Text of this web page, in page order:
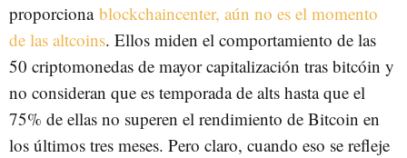
proporciona blockchaincenter, aún no es el momento
de las altcoins. Ellos miden el comportamiento de las
50 criptomonedas de mayor capitalización tras bitcóin y
no consideran que es temporada de alts hasta que el
75% de ellas no superen el rendimiento de Bitcoin en
los últimos tres meses. Pero claro, cuando eso se refleje